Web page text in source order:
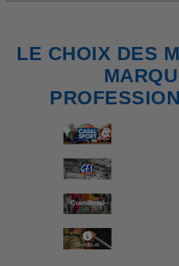
LE CHOIX DES